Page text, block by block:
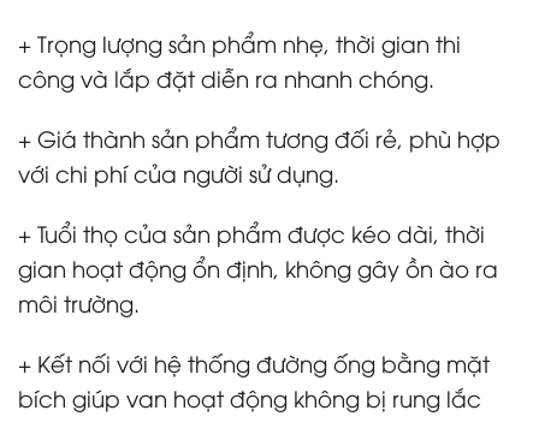
+ Trọng lượng sản phẩm nhẹ, thời gian thi
công và lắp đặt diễn ra nhanh chóng.
+ Giá thành sản phẩm tương đối rẻ, phù hợp
với chi phí của người sử dụng.
+ Tuổi thọ của sản phẩm được kéo dài, thời
gian hoạt động ổn định, không gây ồn ào ra
môi trường.
+ Kết nối với hệ thống đường ống bằng mặt
bích giúp van hoạt động không bị rung lắc